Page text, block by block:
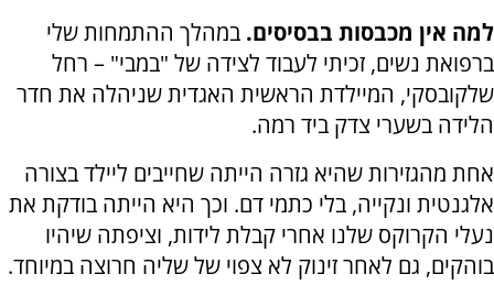
למה אין מכבסות בבסיסים. במהלך ההתמחות שלי
ברפואת נשים, זכיתי לעבוד לצידה של "במבי" – רחל
שלקובסקי, המיילדת הראשית האגדית שניהלה את חדר
הלידה בשערי צדק ביד רמה.
אחת מהגזירות שהיא גזרה הייתה שחייבים ליילד בצורה
אלגנטית ונקייה, בלי כתמי דם. וכך היא הייתה בודקת את
נעלי הקרוקס שלנו אחרי קבלת לידות, וציפתה שיהיו
בוהקים, גם לאחר זינוק לא צפוי של שליה חרוצה במיוחד.